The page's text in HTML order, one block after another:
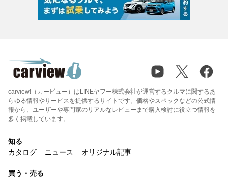
carview!（カービュー）はLINEヤフー株式会社が運営するクルマに関するあ
らゆる情報やサービスを提供するサイトです。価格やスペックなどの公式情
報から、ユーザーや専門家のリアルなレビューまで購入検討に役立つ情報を
多く掲載しています。
知る
カタログ
ニュース オリジナル記事
買う・売る